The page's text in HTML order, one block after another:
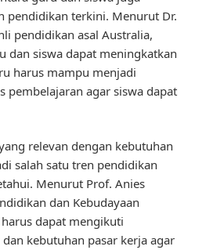
pendidikan terkini. Menurut Dr.
pendidikan asal Australia,
dan siswa dapat meningkatkan
harus mampu menjadi
pembelajaran agar siswa dapat
relevan dengan kebutuhan
salah satu tren pendidikan
Menurut Prof. Anies
dan Kebudayaan
dapat mengikuti
kebutuhan pasar kerja agar